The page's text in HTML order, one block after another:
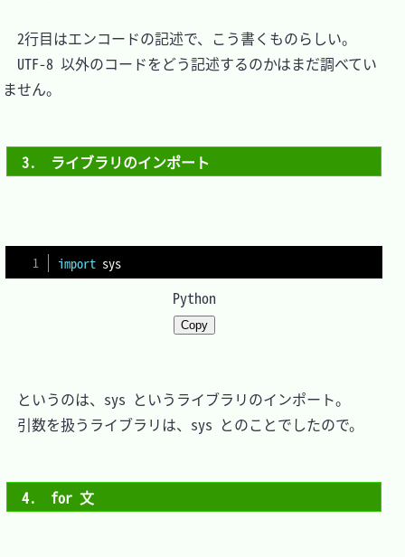
2行目はエンコードの記述で、こう書くものらしい。
UTF-8 以外のコードをどう記述するのかはまだ調べてい
ません。
3.　ライブラリのインポート
import sys
Python
Copy
というのは、sys というライブラリのインポート。
引数を扱うライブラリは、sys とのことでしたので。
4.　for 文